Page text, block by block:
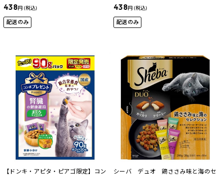
438円 (税込)
配送のみ
438円 (税込)
配送のみ
【ドンキ・アピタ・ピアゴ限定】コン
シーバ デュオ 鶏ささみ味と海のセ